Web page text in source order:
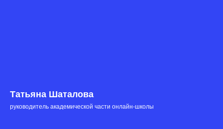
Татьяна Шаталова
руководитель академической части онлайн-школы